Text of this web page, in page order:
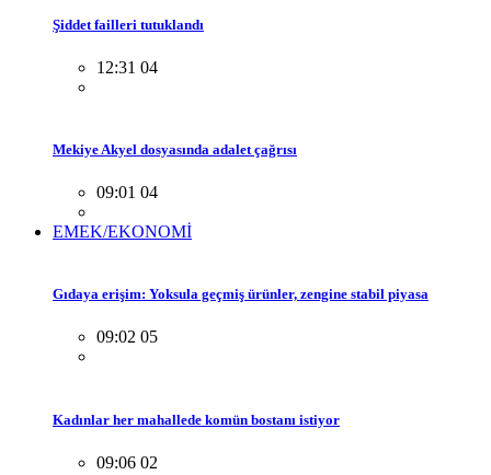
Şiddet failleri tutuklandı
12:31 04
Mekiye Akyel dosyasında adalet çağrısı
09:01 04
EMEK/EKONOMİ
Gıdaya erişim: Yoksula geçmiş ürünler, zengine stabil piyasa
09:02 05
Kadınlar her mahallede komün bostanı istiyor
09:06 02